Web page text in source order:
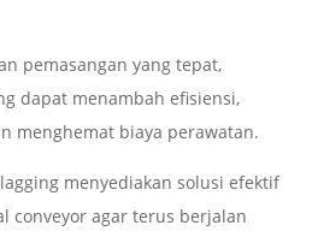
pemasangan yang tepat,
dapat menambah efisiensi,
menghemat biaya perawatan.
menyediakan solusi efektif
conveyor agar terus berjalan